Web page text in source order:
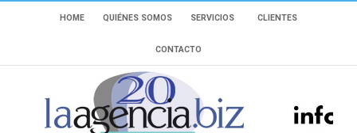
HOME QUIÉNES SOMOS SERVICIOS CLIENTES
CONTACTO